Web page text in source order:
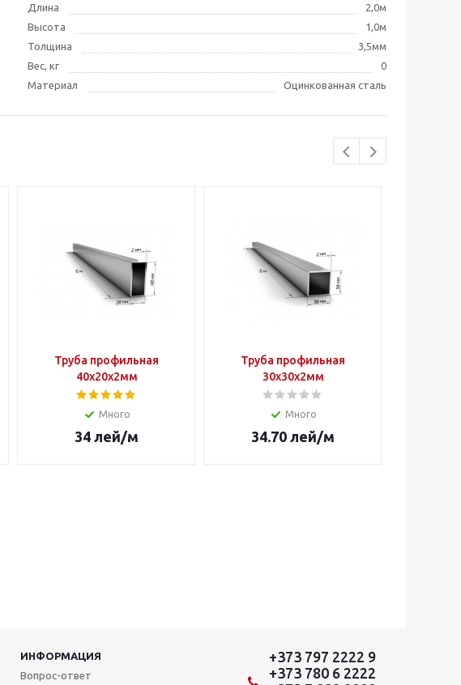
Длина
2,0м
Высота
1,0м
Толщина
3,5мм
Вес, кг
0
Материал
Оцинкованная сталь
Труба профильная
40х20х2мм
Много
34 лей/м
Труба профильная
30х30х2мм
Много
34.70 лей/м
ИНФОРМАЦИЯ
Вопрос-ответ
+373 797 2222 9
+373 780 6 2222